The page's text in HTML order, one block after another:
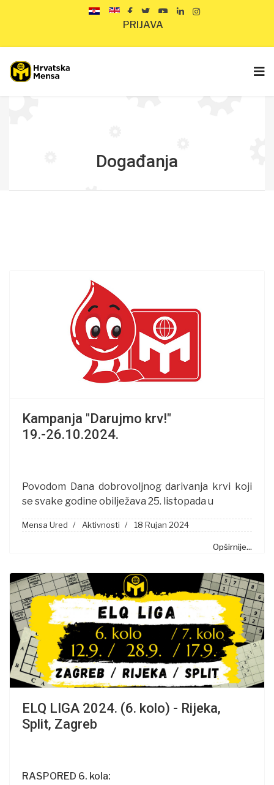
PRIJAVA
Događanja
Kampanja "Darujmo krv!"
19.-26.10.2024.
Povodom Dana dobrovoljnog darivanja krvi koji
se svake godine obilježava 25. listopada u
Mensa Ured Aktivnosti 18 Rujan 2024
Opširnije...
ELQ LIGA 2024. (6. kolo) - Rijeka,
Split, Zagreb
RASPORED 6. kola: